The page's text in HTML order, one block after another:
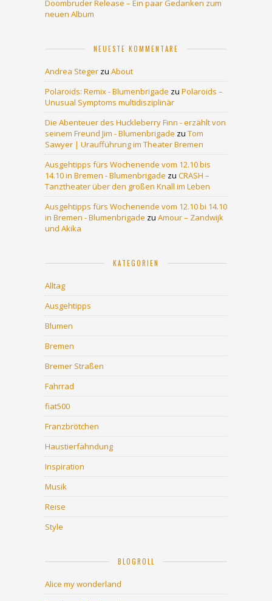
Doombruder Release – Ein paar Gedanken zum
neuen Album
NEUESTE KOMMENTARE
Andrea Steger zu About
Polaroids: Remix - Blumenbrigade zu Polaroids –
Unusual Symptoms multidisziplinär
Die Abenteuer des Huckleberry Finn - erzählt von
seinem Freund Jim - Blumenbrigade zu Tom
Sawyer | Uraufführung im Theater Bremen
Ausgehtipps fürs Wochenende vom 12.10 bis
14.10 in Bremen - Blumenbrigade zu CRASH –
Tanztheater über den großen Knall im Leben
Ausgehtipps fürs Wochenende vom 12.10 bi 14.10
in Bremen - Blumenbrigade zu Amour – Zandwijk
und Akika
KATEGORIEN
Alltag
Ausgehtipps
Blumen
Bremen
Bremer Straßen
Fahrrad
fiat500
Franzbrötchen
Haustierfahndung
Inspiration
Musik
Reise
Style
BLOGROLL
Alice my wonderland